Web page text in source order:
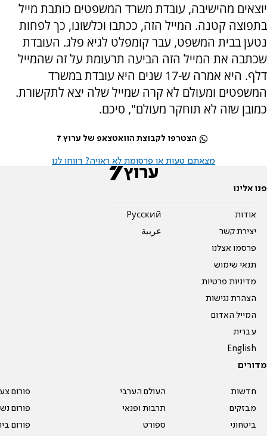
יוצאים מהישיבה, עובדת משרד המשפטים כותבת מייל
בתפוצה קטנה. המייל הזה, ככתבו וכלשונו, כך לפחות
נטען בבית המשפט, עבר קומפלט לגיא פלג. העובדת
שכתבה את המייל הזה הביעה תרעומת על זה שהמייל
דלף. היא אמרה ש-17 שנים היא עובדת במשרד
המשפטים ומעולם לא קרה שמייל שלה יצא לתקשורת.
כמובן שזה לא תוחקר מעולם", סיכם.
הצטרפו לקבוצת הוואטצאפ של ערוץ 7
מצאתם טעות או פרסומת לא ראויה? דווחו לנו
פנו אלינו
אודות
יצירת קשר
פרסמו אצלנו
תנאי שימוש
מדיניות פרטיות
הצהרת נגישות
המייל האדום
עברית
English
Pусский
عربية
מדורים
חדשות
מבזקים
ביטחוני
העולם הערבי
תרבות ופנאי
ספורט
פורום
פורום
פורום